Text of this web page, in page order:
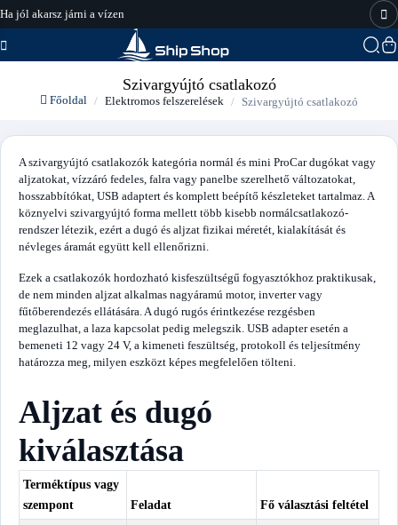
hajo-felszereles.hu
Szivargyújtó csatlakozó
Főoldal Elektromos felszerelések Szivargyújtó csatlakozó
A szivargyújtó csatlakozók kategória normál és mini ProCar dugókat vagy
aljzatokat, vízzáró fedeles, falra vagy panelbe szerelhető változatokat,
hosszabbítókat, USB adaptert és komplett beépítő készleteket tartalmaz. A
köznyelvi szivargyújtó forma mellett több kisebb normálcsatlakozó-
rendszer létezik, ezért a dugó és aljzat fizikai méretét, kialakítását és
névleges áramát együtt kell ellenőrizni.
Ezek a csatlakozók hordozható kisfeszültségű fogyasztókhoz praktikusak,
de nem minden aljzat alkalmas nagyáramú motor, inverter vagy
fűtőberendezés ellátására. A dugó rugós érintkezése rezgésben
meglazulhat, a laza kapcsolat pedig melegszik. USB adapter esetén a
bemeneti 12 vagy 24 V, a kimeneti feszültség, protokoll és teljesítmény
határozza meg, milyen eszközt képes megfelelően tölteni.
Aljzat és dugó
kiválasztása
Terméktípus vagy
szempont
Feladat Fő választási feltétel